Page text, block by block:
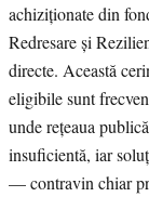
achiziționate din
Redresare și
directe. Această
eligibile sunt
unde rețeaua
insuficientă, iar
— contravin chiar